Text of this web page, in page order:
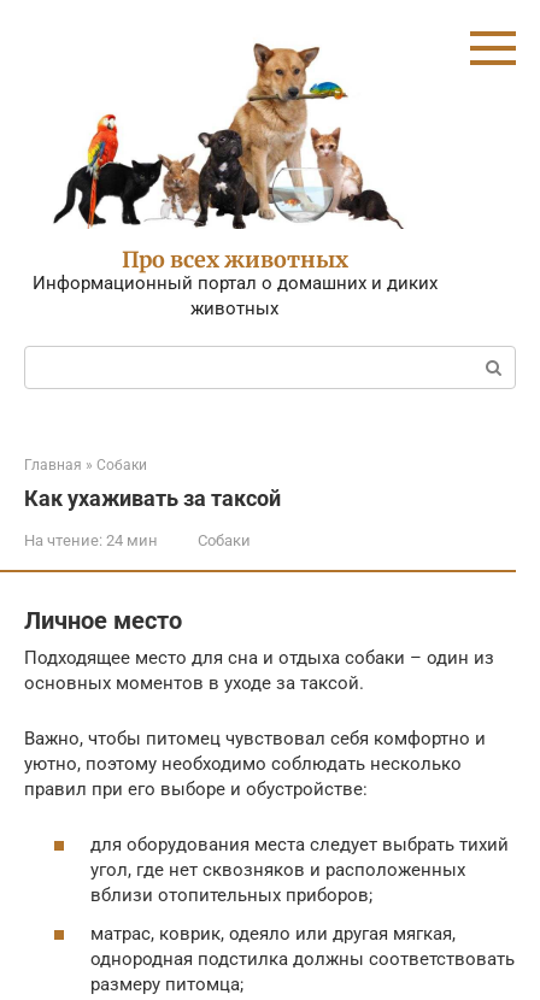
Про всех животных
Информационный портал о домашних и диких
животных
Поиск:
Главная » Собаки
Как ухаживать за таксой
На чтение: 24 мин Собаки
Личное место
Подходящее место для сна и отдыха собаки – один из
основных моментов в уходе за таксой.
Важно, чтобы питомец чувствовал себя комфортно и
уютно, поэтому необходимо соблюдать несколько
правил при его выборе и обустройстве:
для оборудования места следует выбрать тихий
угол, где нет сквозняков и расположенных
вблизи отопительных приборов;
матрас, коврик, одеяло или другая мягкая,
однородная подстилка должны соответствовать
размеру питомца;